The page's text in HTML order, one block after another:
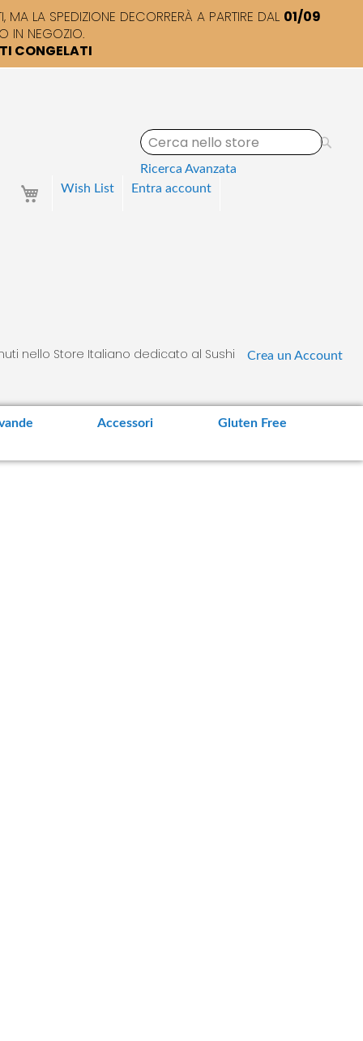
MA LA SPEDIZIONE DECORRERÀ A PARTIRE DAL 01/09
IN NEGOZIO.
CONGELATI
Ricerca Avanzata
Your Cart
Wish List Entra account
nello Store Italiano dedicato al Sushi Crea un Account
Accessori Gluten Free